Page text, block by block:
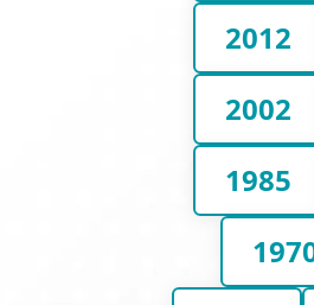
2012
2002
1985